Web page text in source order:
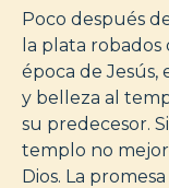
Poco después
la plata robados
época de Jesús,
y belleza al
su predecesor.
templo no
Dios. La